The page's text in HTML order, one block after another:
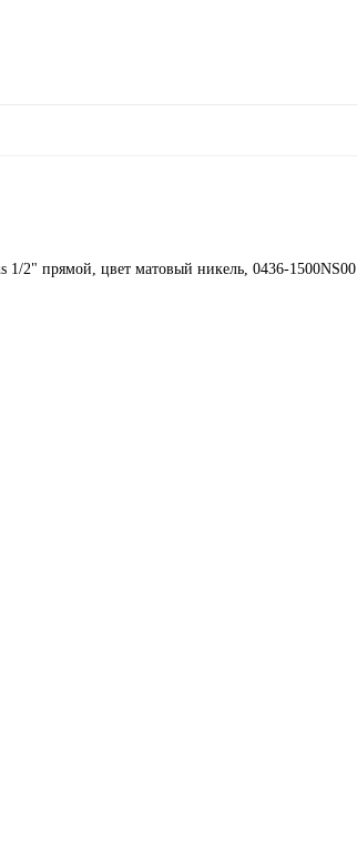
1/2" прямой, цвет матовый никель, 0436-1500NS00